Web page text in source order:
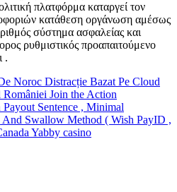
πλατφόρμα καταργεί τον
κατάθεση οργάνωση αμέσως
σύστημα ασφαλείας και
ρυθμιστικός προαπαιτούμενο
.
Noroc Distracție Bazat Pe Cloud
Join the Action
Sentence , Minimal
Swallow Method ( Wish PayID ,
Yabby casino